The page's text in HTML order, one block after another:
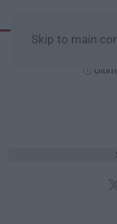
Skip to main